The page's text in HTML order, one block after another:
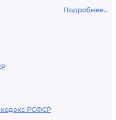
Подробнее...
кодекс РСФСР